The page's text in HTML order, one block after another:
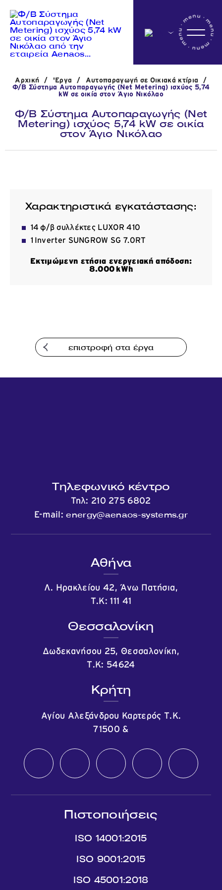
Η εταιρεία
Δραστηριότητες
Νέα
Επικοινωνία
Αρχική / 'Εργα / Αυτοπαραγωγή σε Οικιακά κτίρια
/
Φ/Β Σύστημα Αυτοπαραγωγής (Net Metering) ισχύος 5,74
kW σε οικία στον Άγιο Νικόλαο
Φ/Β Σύστημα Αυτοπαραγωγής (Net
Metering) ισχύος 5,74 kW σε οικία
στον Άγιο Νικόλαο
Χαρακτηριστικά εγκατάστασης:
14 φ/β συλλέκτες LUXOR 410
1 Inverter SUNGROW SG 7.0RT
Εκτιμώμενη ετήσια ενεργειακή απόδοση:
8.000 kWh
επιστροφή στα έργα
Τηλεφωνικό κέντρο
Τηλ: 210 275 6802
E-mail:energy@aenaos-systems.gr
Αθήνα
Λ. Ηρακλείου 42, Άνω Πατήσια,
Τ.Κ: 111 41
Θεσσαλονίκη
Δωδεκανήσου 25, Θεσσαλονίκη,
Τ.Κ: 54624
Κρήτη
Αγίου Αλεξάνδρου Καρτερός Τ.Κ.
71500 &
Πιστοποιήσεις
ISO 14001:2015
ISO 9001:2015
ISO 45001:2018